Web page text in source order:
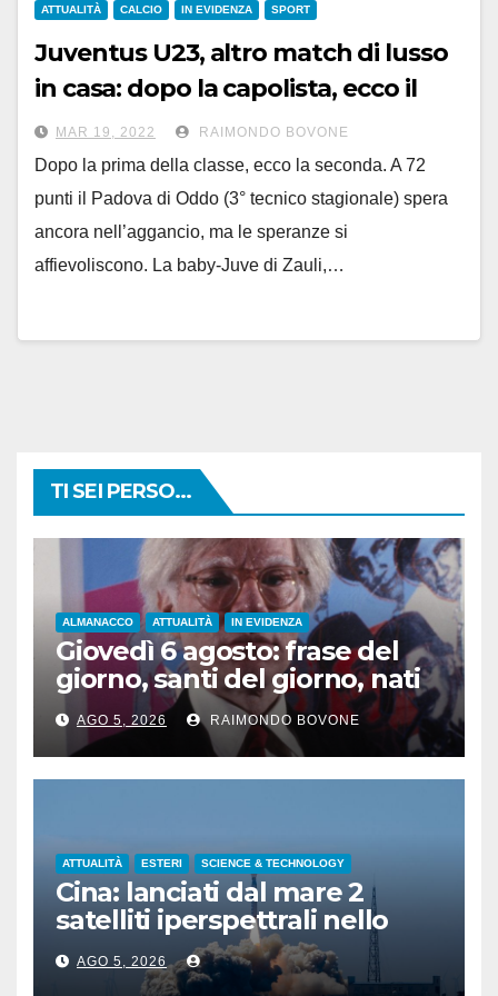
ATTUALITÀ CALCIO IN EVIDENZA SPORT
Juventus U23, altro match di lusso
in casa: dopo la capolista, ecco il
Padova
MAR 19, 2022 RAIMONDO BOVONE
Dopo la prima della classe, ecco la seconda. A 72
punti il Padova di Oddo (3° tecnico stagionale) spera
ancora nell’aggancio, ma le speranze si
affievoliscono. La baby-Juve di Zauli,…
TI SEI PERSO...
ALMANACCO ATTUALITÀ IN EVIDENZA
Giovedì 6 agosto: frase del
giorno, santi del giorno, nati
famosi, accadde oggi
AGO 5, 2026 RAIMONDO BOVONE
ATTUALITÀ ESTERI SCIENCE & TECHNOLOGY
Cina: lanciati dal mare 2
satelliti iperspettrali nello
Shandong
AGO 5, 2026